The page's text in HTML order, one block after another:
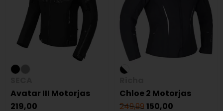
Avatar III Motorjas
219,00
Chloe 2 Motorjas
249,99150,00